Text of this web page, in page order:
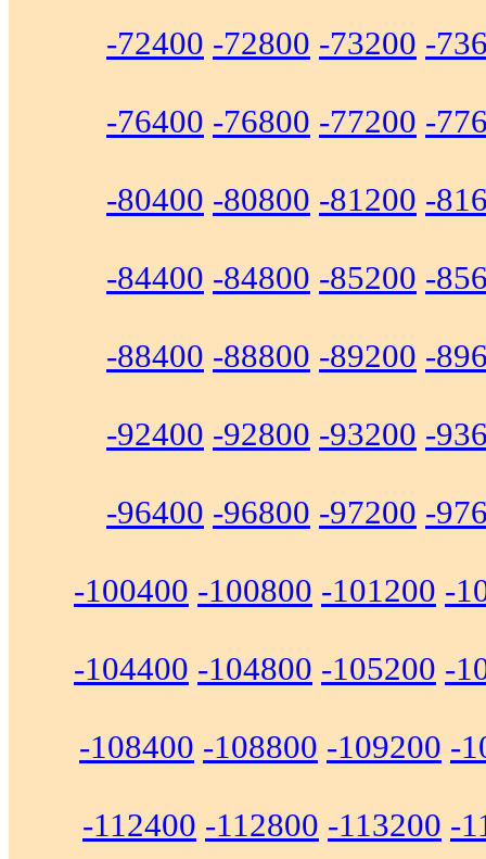
-72400 -72800 -73200 -
-76400 -76800 -77200 -
-80400 -80800 -81200 -
-84400 -84800 -85200 -
-88400 -88800 -89200 -
-92400 -92800 -93200 -
-96400 -96800 -97200 -
-100400 -100800 -101200 -
-104400 -104800 -105200 -
-108400 -108800 -109200 -
-112400 -112800 -113200 -